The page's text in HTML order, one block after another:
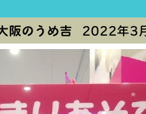
阪のうめ吉 2022年3